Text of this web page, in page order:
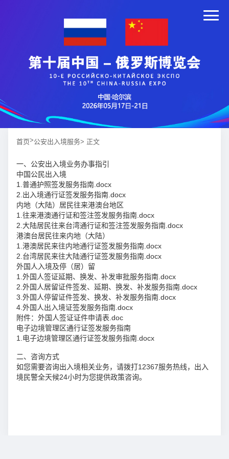
首页>公安出入境服务> 正文
一、公安出入境业务办事指引
中国公民出入境
1.普通护照签发服务指南.docx
2.出入境通行证签发服务指南.docx
内地（大陆）居民往来港澳台地区
1.往来港澳通行证和签注签发服务指南.docx
2.大陆居民往来台湾通行证和签注签发服务指南.docx
港澳台居民往来内地（大陆）
1.港澳居民来往内地通行证签发服务指南.docx
2.台湾居民来往大陆通行证签发服务指南.docx
外国人入境及停（居）留
1.外国人签证延期、换发、补发审批服务指南.docx
2.外国人居留证件签发、延期、换发、补发服务指南.docx
3.外国人停留证件签发、换发、补发服务指南.docx
4.外国人出入境证签发服务指南.docx
附件：外国人签证证件申请表.doc
电子边境管理区通行证签发服务指南
1.电子边境管理区通行证签发服务指南.docx
二、咨询方式
如您需要咨询出入境相关业务，请拨打12367服务热线，出入
境民警全天候24小时为您提供政策咨询。